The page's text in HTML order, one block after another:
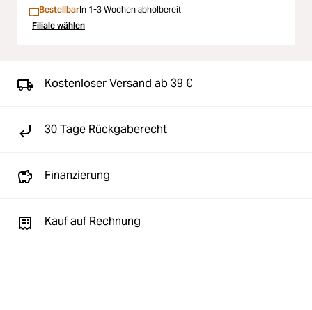
BestellbarIn 1-3 Wochen abholbereit
Filiale wählen
Kostenloser Versand ab 39 €
30 Tage Rückgaberecht
Finanzierung
Kauf auf Rechnung